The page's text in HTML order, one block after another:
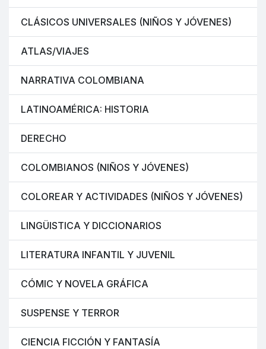
CLÁSICOS UNIVERSALES (NIÑOS Y JÓVENES)
ATLAS/VIAJES
NARRATIVA COLOMBIANA
LATINOAMÉRICA: HISTORIA
DERECHO
COLOMBIANOS (NIÑOS Y JÓVENES)
COLOREAR Y ACTIVIDADES (NIÑOS Y JÓVENES)
LINGÜISTICA Y DICCIONARIOS
LITERATURA INFANTIL Y JUVENIL
CÓMIC Y NOVELA GRÁFICA
SUSPENSE Y TERROR
CIENCIA FICCIÓN Y FANTASÍA